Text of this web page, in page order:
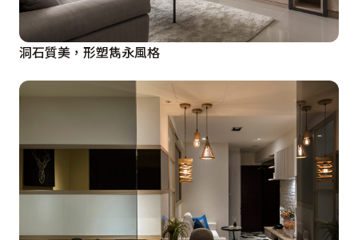
洞石質美，形塑雋永風格